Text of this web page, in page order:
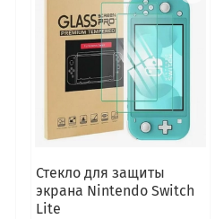
Стекло для защиты
экрана Nintendo Switch
Lite